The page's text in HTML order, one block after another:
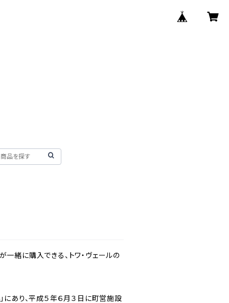
緒に購入できる、トワ・ヴェールの
にあり、平成５年６月３日に町営施設